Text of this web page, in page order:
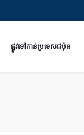
ផ្លូវទៅកាន់ប្រទេសជប៉ុន